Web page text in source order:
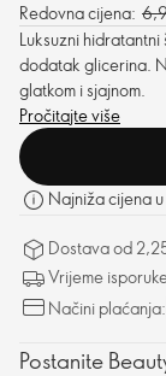
Redovna cijena:
Luksuzni
dodatak glicerina.
glatkom i sjajnom.
Pročitajte više
Najniža cijena
Dostava od
Vrijeme
Načini plaćanja:
Postanite